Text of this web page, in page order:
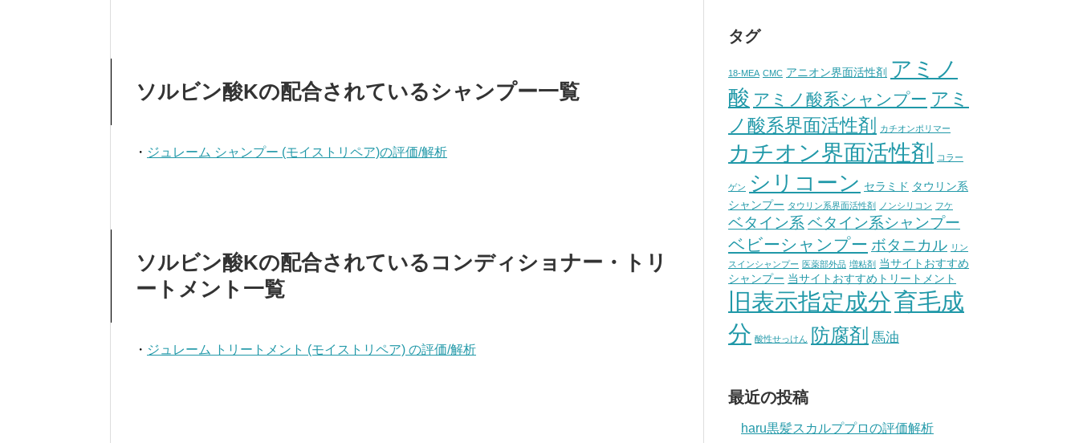
ソルビン酸Kの配合されているシャンプー一覧
・ ジュレーム シャンプー (モイストリペア)の評価/解析
ソルビン酸Kの配合されているコンディショナー・トリ
ートメント一覧
・ ジュレーム トリートメント (モイストリペア) の評価/解析
タグ
18-MEA CMC アニオン界面活性剤 アミノ
酸 アミノ酸系シャンプー アミ
ノ酸系界面活性剤
カチオンポリマー
カチオン界面活性剤 コラー
ゲン シリコーン セラミド タウリン系
シャンプー タウリン系界面活性剤 ノンシリコン フケ
ベタイン系 ベタイン系シャンプー
ベビーシャンプー ボタニカル リン
スインシャンプー 医薬部外品 増粘剤 当サイトおすすめ
シャンプー 当サイトおすすめトリートメント
旧表示指定成分育毛成
分 酸性せっけん 防腐剤 馬油
最近の投稿
haru黒髪スカルププロの評価解析